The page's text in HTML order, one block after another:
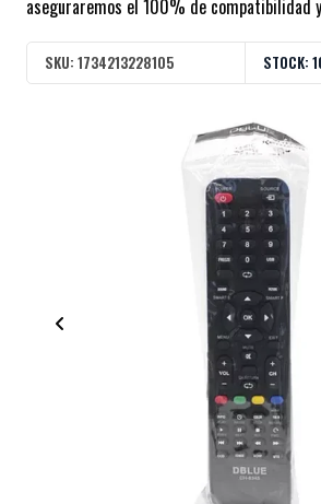
aseguraremos el 100% de compatibilidad
SKU: 1734213228105 STOCK: